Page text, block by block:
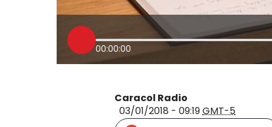
00:00:00
Caracol Radio
03/01/2018 - 09:19GMT-5